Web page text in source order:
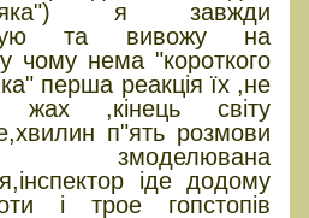
я завжди
та вивожу на
чому нема "короткого
перша реакція їх ,не
жах ,кінець світу
п"ять розмови
іде додому
і трое гопстопів